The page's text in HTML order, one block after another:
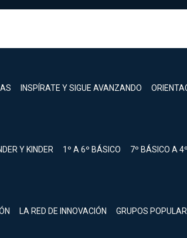
INSPÍRATE Y SIGUE AVANZANDO
Y KINDER 1º A 6º BÁSICO 7º BÁSICO A
LA RED DE INNOVACIÓN GRUPOS Inicia